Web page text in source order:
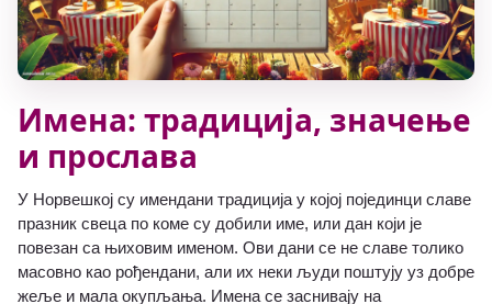
Имена: традиција, значење
и прослава
У Норвешкој су имендани традиција у којој појединци славе
празник свеца по коме су добили име, или дан који је
повезан са њиховим именом. Ови дани се не славе толико
масовно као рођендани, али их неки људи поштују уз добре
жеље и мала окупљања. Имена се заснивају на